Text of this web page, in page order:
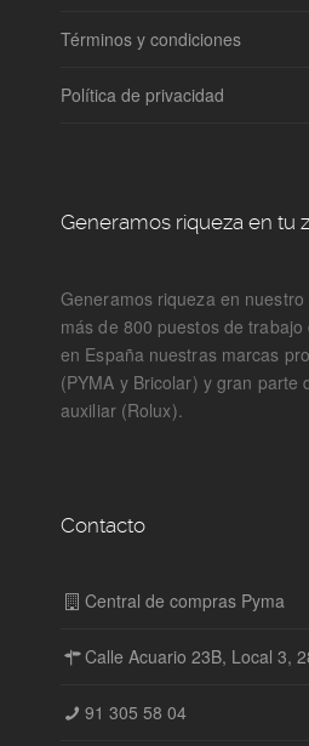
Términos y condiciones
Política de privacidad
Generamos riqueza en tu
Generamos riqueza en
más de 800 puestos de
en España nuestras marcas
(PYMA y Bricolar) y gran parte
auxiliar (Rolux).
Contacto
Central de compras Pyma
Calle Acuario 23B, Local 3,
91 305 58 04